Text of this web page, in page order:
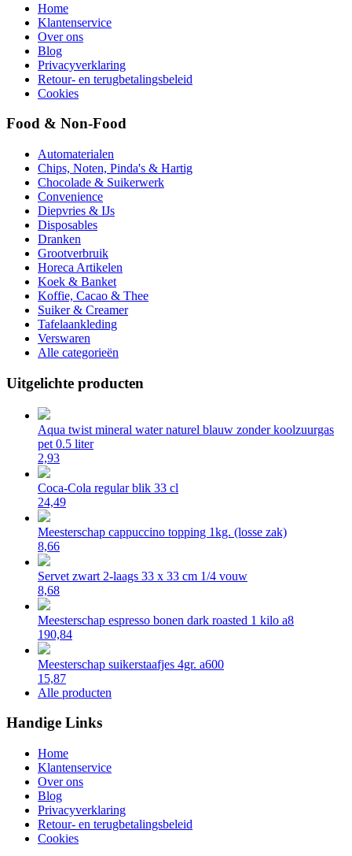
Home
Klantenservice
Over ons
Blog
Privacyverklaring
Retour- en terugbetalingsbeleid
Cookies
Food & Non-Food
Automaterialen
Chips, Noten, Pinda's & Hartig
Chocolade & Suikerwerk
Convenience
Diepvries & IJs
Disposables
Dranken
Grootverbruik
Horeca Artikelen
Koek & Banket
Koffie, Cacao & Thee
Suiker & Creamer
Tafelaankleding
Verswaren
Alle categorieën
Uitgelichte producten
Aqua twist mineral water naturel blauw zonder koolzuurgas
pet 0.5 liter
2,93
Coca-Cola regular blik 33 cl
24,49
Meesterschap cappuccino topping 1kg. (losse zak)
8,66
Servet zwart 2-laags 33 x 33 cm 1/4 vouw
8,68
Meesterschap espresso bonen dark roasted 1 kilo a8
190,84
Meesterschap suikerstaafjes 4gr. a600
15,87
Alle producten
Handige Links
Home
Klantenservice
Over ons
Blog
Privacyverklaring
Retour- en terugbetalingsbeleid
Cookies